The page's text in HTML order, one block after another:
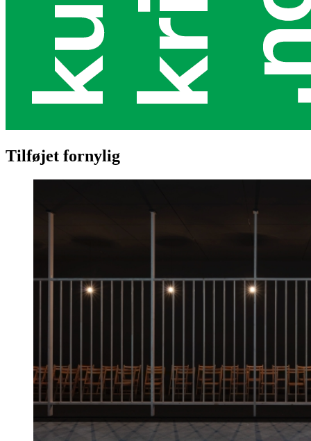
Tilføjet fornylig